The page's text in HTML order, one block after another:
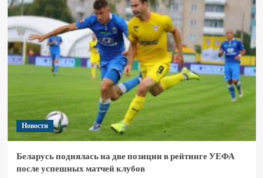
Новости
Беларусь поднялась на две позиции в рейтинге УЕФА
после успешных матчей клубов